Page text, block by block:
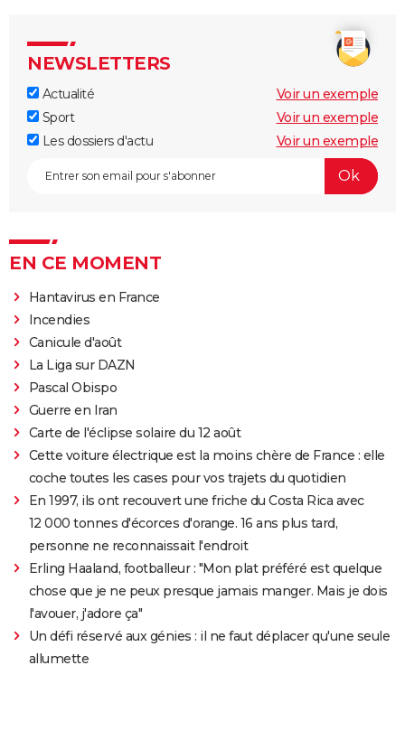
NEWSLETTERS
Actualité
Voir un exemple
Sport
Voir un exemple
Les dossiers d'actu
Voir un exemple
EN CE MOMENT
Hantavirus en France
Incendies
Canicule d'août
La Liga sur DAZN
Pascal Obispo
Guerre en Iran
Carte de l'éclipse solaire du 12 août
Cette voiture électrique est la moins chère de France : elle
coche toutes les cases pour vos trajets du quotidien
En 1997, ils ont recouvert une friche du Costa Rica avec
12 000 tonnes d'écorces d'orange. 16 ans plus tard,
personne ne reconnaissait l'endroit
Erling Haaland, footballeur : "Mon plat préféré est quelque
chose que je ne peux presque jamais manger. Mais je dois
l'avouer, j'adore ça"
Un défi réservé aux génies : il ne faut déplacer qu'une seule
allumette